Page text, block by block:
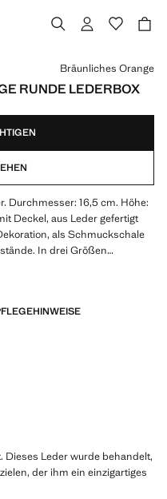
RUNDE LEDERBOX
]
Bräunliches Orange
Durchmesser: 16,5 cm. Höhe:
Deckel, aus Leder gefertigt
als Schmuckschale
In drei Größen
Dieses Leder wurde behandelt,
der ihm ein einzigartiges